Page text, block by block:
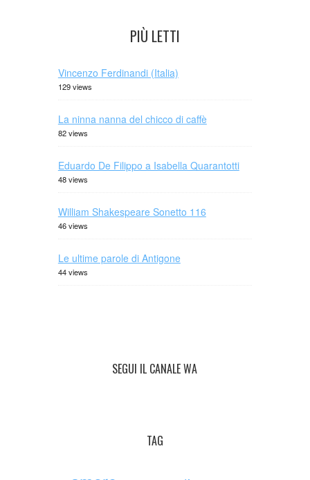
PIÙ LETTI
Vincenzo Ferdinandi (Italia)
129 views
La ninna nanna del chicco di caffè
82 views
Eduardo De Filippo a Isabella Quarantotti
48 views
William Shakespeare Sonetto 116
46 views
Le ultime parole di Antigone
44 views
SEGUI IL CANALE WA
TAG